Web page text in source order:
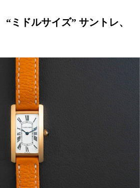
ミドルサイズ” サントレ、